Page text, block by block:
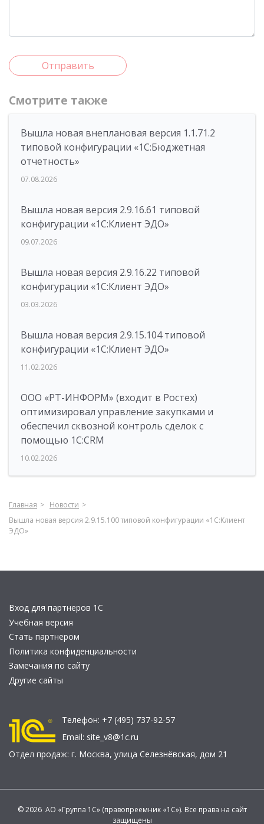
Отправить
Смотрите также
Вышла новая внеплановая версия 1.1.71.2
типовой конфигурации «1C:Бюджетная
отчетность»
07.08.2026
Вышла новая версия 2.9.16.61 типовой
конфигурации «1С:Клиент ЭДО»
09.07.2026
Вышла новая версия 2.9.16.22 типовой
конфигурации «1С:Клиент ЭДО»
03.03.2026
Вышла новая версия 2.9.15.104 типовой
конфигурации «1С:Клиент ЭДО»
11.02.2026
ООО «РТ-ИНФОРМ» (входит в Ростех)
оптимизировал управление закупками и
обеспечил сквозной контроль сделок с
помощью 1С:CRM
10.02.2026
Главная
Новости
Вышла новая версия 2.9.15.100 типовой конфигурации «1С:Клиент
ЭДО»
Вход для партнеров 1С
Учебная версия
Стать партнером
Политика конфиденциальности
Замечания по сайту
Другие сайты
Телефон: +7 (495) 737-92-57
Email: site_v8@1c.ru
Отдел продаж: г. Москва, улица Селезнёвская, дом 21
© 2026 АО «Группа 1С» (правопреемник «1С»). Все права на сайт
защищены